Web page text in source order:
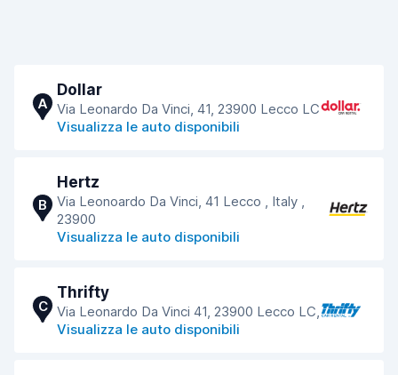
A
Dollar
Via Leonardo Da Vinci, 41, 23900 Lecco LC
Visualizza le auto disponibili
B
Hertz
Via Leonoardo Da Vinci, 41 Lecco , Italy ,
23900
Visualizza le auto disponibili
C
Thrifty
Via Leonardo Da Vinci 41, 23900 Lecco LC,
Visualizza le auto disponibili